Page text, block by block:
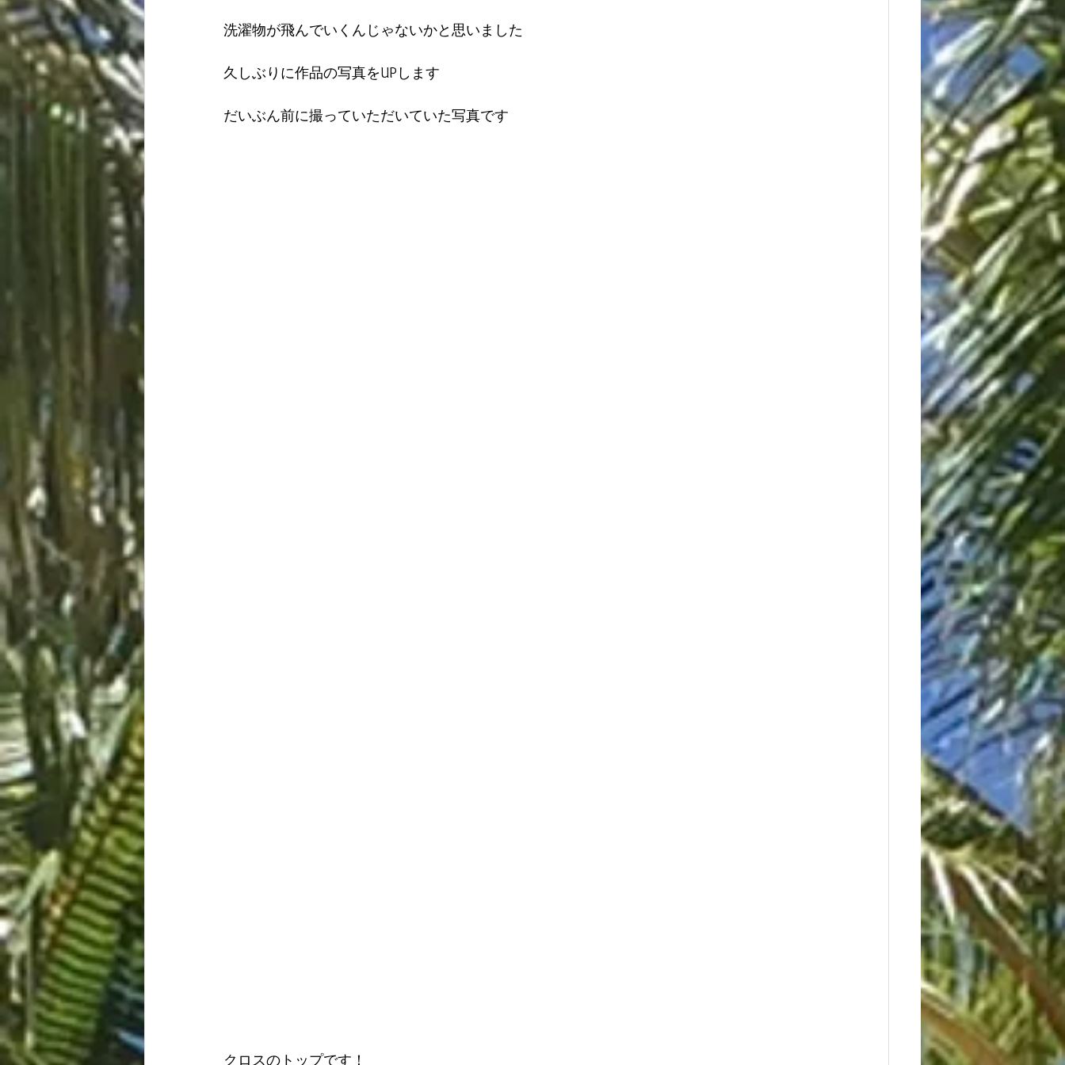
洗濯物が飛んでいくんじゃないかと思いました
久しぶりに作品の写真をUPします
だいぶん前に撮っていただいていた写真です
クロスのトップです！